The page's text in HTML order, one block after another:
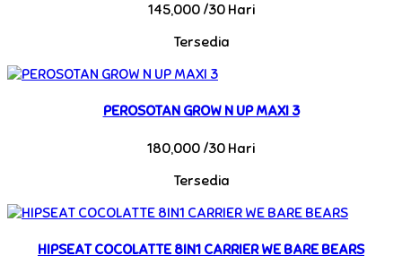
145,000 /30 Hari
Tersedia
PEROSOTAN GROW N UP MAXI 3
180,000 /30 Hari
Tersedia
HIPSEAT COCOLATTE 8IN1 CARRIER WE BARE BEARS